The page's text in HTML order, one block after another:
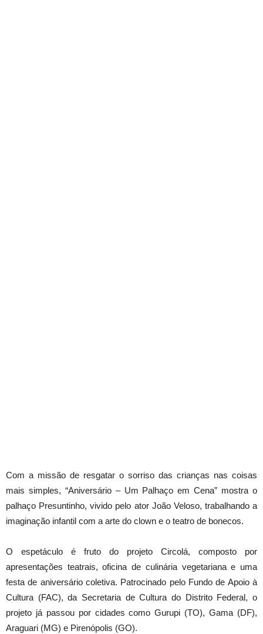
Com a missão de resgatar o sorriso das crianças nas coisas
mais simples, “Aniversário – Um Palhaço em Cena” mostra o
palhaço Presuntinho, vivido pelo ator João Veloso, trabalhando a
imaginação infantil com a arte do clown e o teatro de bonecos.
O espetáculo é fruto do projeto Circolá, composto por
apresentações teatrais, oficina de culinária vegetariana e uma
festa de aniversário coletiva. Patrocinado pelo Fundo de Apoio à
Cultura (FAC), da Secretaria de Cultura do Distrito Federal, o
projeto já passou por cidades como Gurupi (TO), Gama (DF),
Araguari (MG) e Pirenópolis (GO).